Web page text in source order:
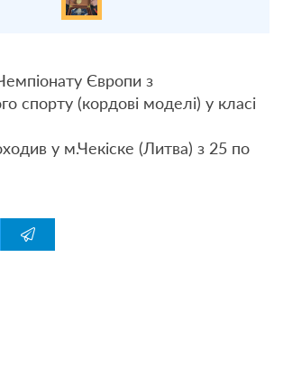
Європи з
спорту (кордові моделі) у класі
у м.Чекіске (Литва) з 25 по